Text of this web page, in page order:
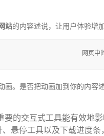
站的内容述说，让用户体验增
网页中
画。是否把动画加到你的内
的交互式工具能有效地
悬停工具以及下载进度条